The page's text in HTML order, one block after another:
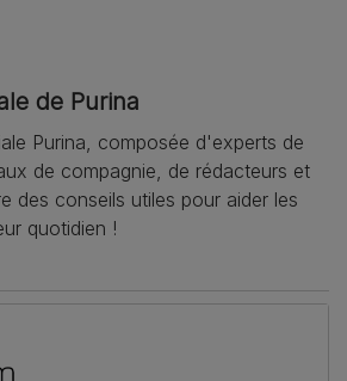
de Purina
Purina, composée d'experts de
de compagnie, de rédacteurs et
des conseils utiles pour aider les
quotidien !